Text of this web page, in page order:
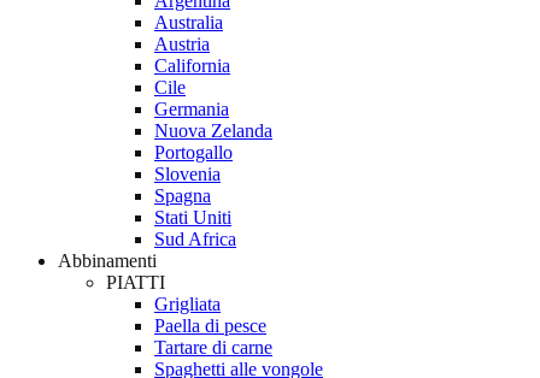
Australia
Austria
California
Cile
Germania
Nuova Zelanda
Portogallo
Slovenia
Spagna
Stati Uniti
Sud Africa
Abbinamenti
PIATTI
Grigliata
Paella di pesce
Tartare di carne
Spaghetti alle vongole